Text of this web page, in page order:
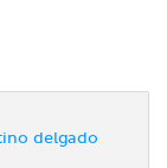
delgado